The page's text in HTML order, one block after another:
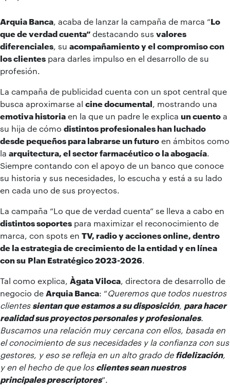
Arquia Banca acaba de lanzar la campaña de marca “Lo
que de verdad cuenta” destacando sus valores
diferenciales , su acompañamiento y el compromiso con
los clientes para darles impulso en el desarrollo de su
profesión.
La campaña de publicidad cuenta con un spot central que
busca aproximarse al cine documental , mostrando una
emotiva historia en la que un padre le explica un cuento a
su hija de cómo distintos profesionales han luchado
desde pequeños para labrarse un futuro en ámbitos como
la arquitectura, el sector farmacéutico o la abogacía
Siempre contando con el apoyo de un banco que conoce
su historia y sus necesidades, lo escucha y está a su lado
en cada uno de sus proyectos.
La campaña “Lo que de verdad cuenta” se lleva a cabo en
distintos soportes para maximizar el reconocimiento de
marca, con spots en TV, radio y acciones online, dentro
de la estrategia de crecimiento de la entidad y en línea
con su Plan Estratégico 2023-2026
Tal como explica, Àgata Viloca , directora de desarrollo de
negocio de Arquia Banca: “Queremos que todosnuestros
clientes sientan que estamos a su disposición, para hacer
realidad sus proyectospersonales y profesionales.
Buscamosuna relación muy cercana con ellos, basada en
el conocimiento de sus necesidades y la confianza con sus
gestores, y eso se refleja en un alto grado de fidelización,
y en el hecho de que los clientes sean nuestros
principales prescriptores”.